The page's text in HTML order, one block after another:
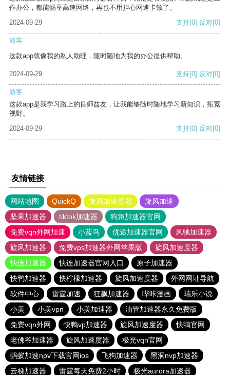
作办公，都能畅享高速网络，再也不用担心网速卡顿了。
2024-09-29
支持[0] 反对[0]
游客
这款app就像我的私人助理，随时随地为我的办公提供帮助。
2024-09-29 支持[0] 反对[0]
游客
这款app是我学习路上的良师益友，让我能够随时随地学习新知识，拓宽
视野。
2024-09-29
支持[0] 反对[0]
友情链接
网站地图 QuickQ 旋风加速度器
旋风加速
坚果加速器
tiktok加速器
狗急加速器官网
免费vqn外网加速
小蓝鸟 优途加速器官网
风驰加速器
旋风加速器
免费vps加速器外网苹果版
旋风加速度器
快连加速器
快连加速器官网入口
原子加速器
快鸭加速器
快柠檬加速器 旋风加速度器
外网网址导航
软件中心
雷霆加速 狂飙加速器 哔咔漫画
瑞乐小说
小美
小美vpn 小美加速器
油管加速器永久免费版
免费vqn外网
快鸭vp加速器 旋风加速度器
快鸭官网
老佛爷加速器
旋风加速度器
极光vqn官网
蚂蚁加速npv下载官网ios
飞狗加速器
黑洞nvp加速器
云梯加速器
雷霆每天免费2小时 极光aurora加速器